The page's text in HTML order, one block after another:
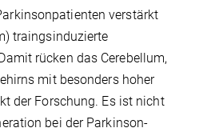
verstärkt
traingsinduzierte
rücken das Cerebellum,
mit besonders hoher
der Forschung. Es ist nicht
bei der Parkinson-